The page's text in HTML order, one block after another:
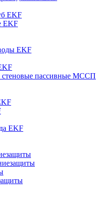
EKF
EKF
EKF
пассивные МССП
EKF